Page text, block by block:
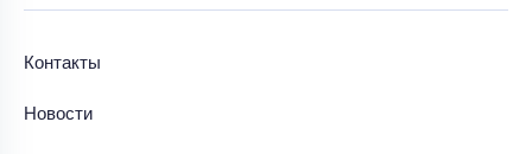
Контакты
Новости